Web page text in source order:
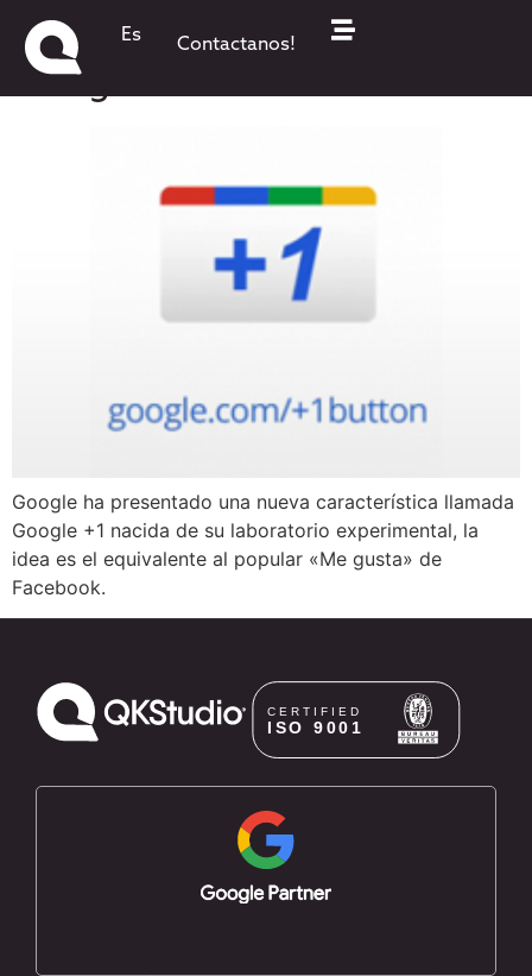
Es Contactanos!
Google +1: el 'Me gusta' de
Google
Google ha presentado una nueva característica llamada
Google +1 nacida de su laboratorio experimental, la
idea es el equivalente al popular «Me gusta» de
Facebook.